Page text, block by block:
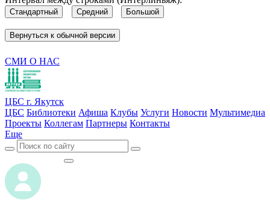
Стандартный Средний Большой
Вернуться к обычной версии
СМИ О НАС
ЦБС г. Якутск
ЦБС Библиотеки Афиша Клубы Услуги Новости Мультимедиа
Проекты Коллегам Партнеры Контакты
Еще